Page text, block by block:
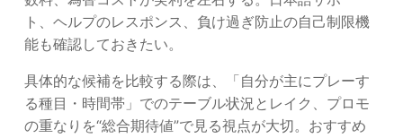
ト、ヘルプのレスポンス、負け過ぎ防止の自己制限機
能も確認しておきたい。
具体的な候補を比較する際は、「自分が主にプレーす
る種目・時間帯」でのテーブル状況とレイク、プロモ
の重なりを“総合期待値”で見る視点が大切。おすすめ